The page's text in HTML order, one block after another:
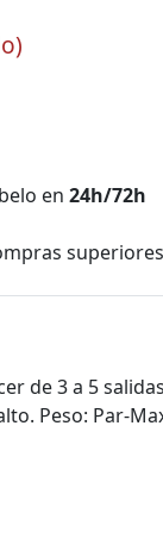
en 24h/72h
de 3 a 5
Peso: Par-